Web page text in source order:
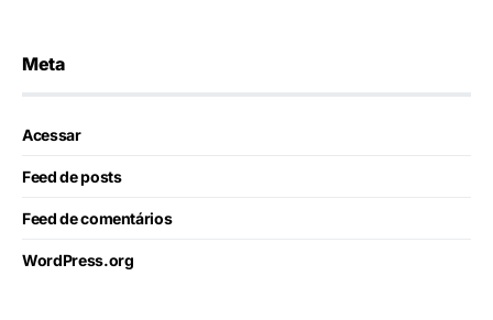
Meta
Acessar
Feed de posts
Feed de comentários
WordPress.org